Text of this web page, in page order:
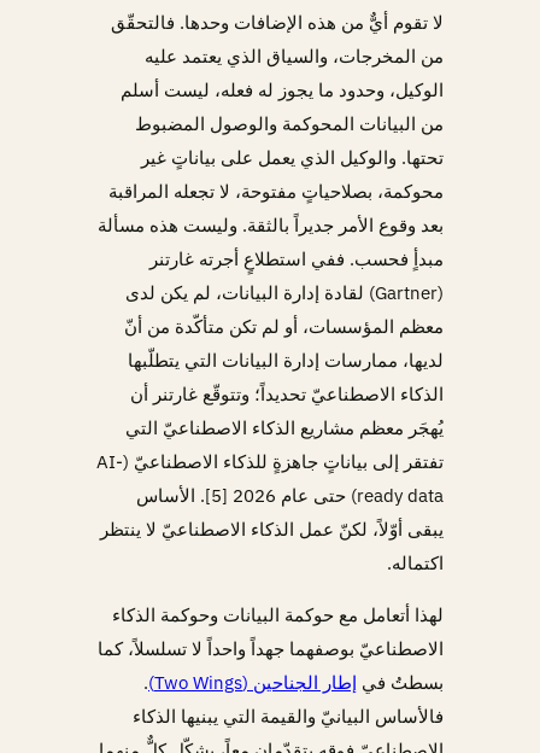
لا تقوم أيٌّ من هذه الإضافات وحدها. فالتحقّق
من المخرجات، والسياق الذي يعتمد عليه
الوكيل، وحدود ما يجوز له فعله، ليست أسلم
من البيانات المحوكمة والوصول المضبوط
تحتها. والوكيل الذي يعمل على بياناتٍ غير
محوكمة، بصلاحياتٍ مفتوحة، لا تجعله المراقبة
بعد وقوع الأمر جديراً بالثقة. وليست هذه مسألة
مبدأٍ فحسب. ففي استطلاعٍ أجرته غارتنر
(Gartner) لقادة إدارة البيانات، لم يكن لدى
معظم المؤسسات، أو لم تكن متأكّدة من أنّ
لديها، ممارسات إدارة البيانات التي يتطلّبها
الذكاء الاصطناعيّ تحديداً؛ وتتوقّع غارتنر أن
يُهجَر معظم مشاريع الذكاء الاصطناعيّ التي
تفتقر إلى بياناتٍ جاهزةٍ للذكاء الاصطناعيّ (AI-
ready data) حتى عام 2026 [5]. الأساس
يبقى أوّلاً، لكنّ عمل الذكاء الاصطناعيّ لا ينتظر
اكتماله.
لهذا أتعامل مع حوكمة البيانات وحوكمة الذكاء
الاصطناعيّ بوصفهما جهداً واحداً لا تسلسلاً، كما
بسطتُ في إطار الجناحين (Two Wings)
.
فالأساس البيانيّ والقيمة التي يبنيها الذكاء